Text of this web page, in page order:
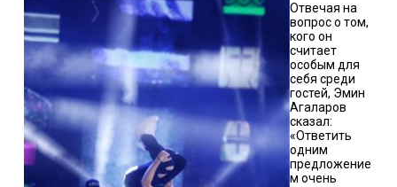
Отвечая на
вопрос о том,
кого он
считает
особым для
себя среди
гостей, Эмин
Агаларов
сказал:
«Ответить
одним
предложение
м очень